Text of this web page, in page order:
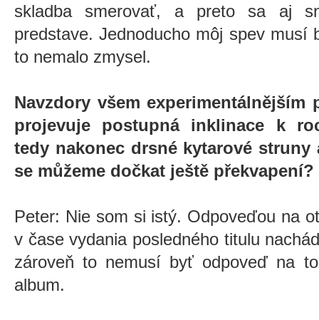
skladba smerovať, a preto sa aj
predstave. Jednoducho môj spev musí
to nemalo zmysel.
Navzdory všem
projevuje postupná inklinace k
tedy nakonec drsné kytarové
se můžeme dočkat ještě překvapení?
Peter: Nie som si istý. Odpoveďou na
v čase vydania posledného titulu
zároveň to nemusí byť odpoveď na
album.